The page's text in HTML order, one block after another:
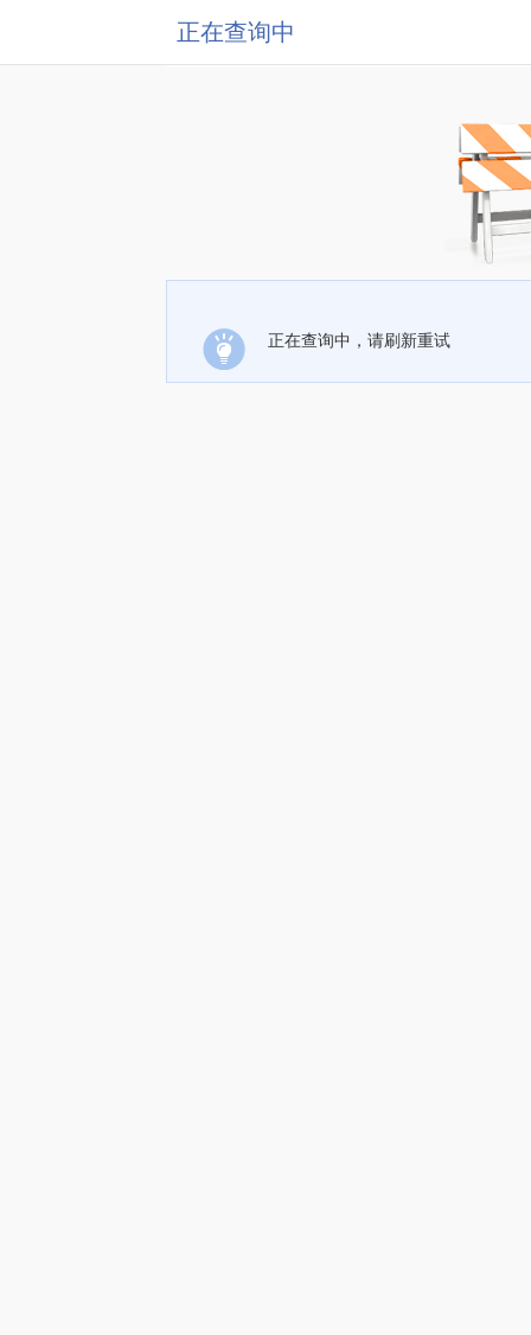
正在查询中
正在查询中，请刷新重试